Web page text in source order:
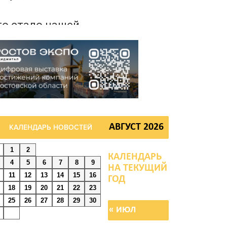
стало нашей
ростовчане
самодельные
для бездомных
2026 16:56
«ДОН 24»
на субботник в
Островского
2026 15:59
нельзя, сохранять
как ростовчане
КАЛЕНДАРЬ НОВОСТЕЙ АВГУСТ 2026
1
2
4 5 6 7 8
9
11 12 13 14 15
16
18 19 20 21 22
23
25 26 27 28 29
30
« ИЮЛ